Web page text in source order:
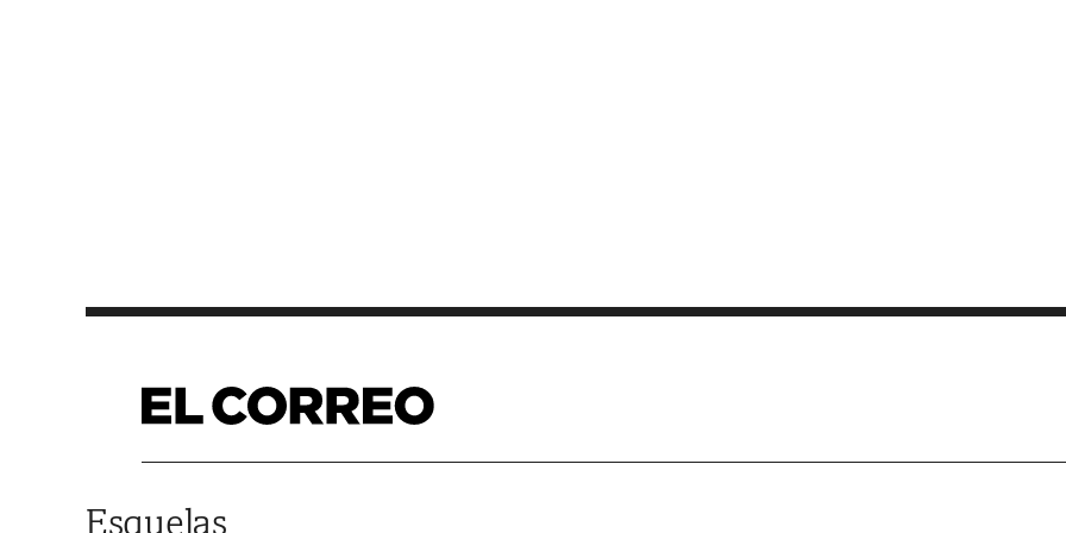
Esquelas